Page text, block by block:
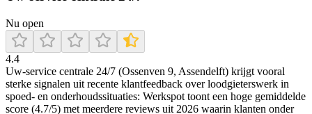
Nu open
4.4
Uw-service centrale 24/7 (Ossenven 9, Assendelft) krijgt vooral
sterke signalen uit recente klantfeedback over loodgieterswerk in
spoed- en onderhoudssituaties: Werkspot toont een hoge gemiddelde
score (4.7/5) met meerdere reviews uit 2026 waarin klanten onder